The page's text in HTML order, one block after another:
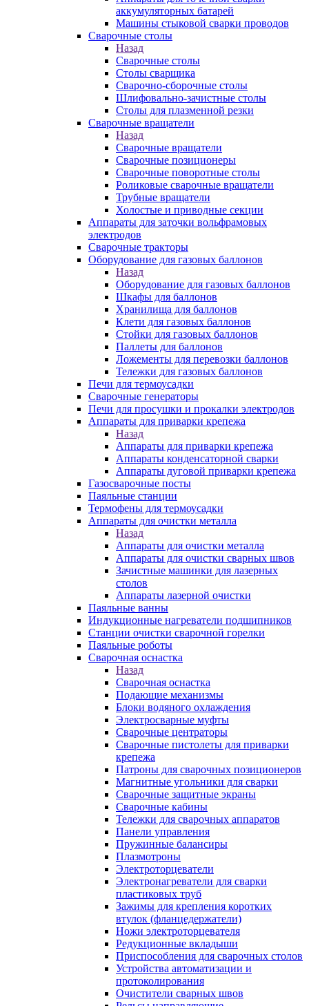
аккумуляторных батарей
Машины стыковой сварки проводов
Сварочные столы
Назад
Сварочные столы
Столы сварщика
Сварочно-сборочные столы
Шлифовально-зачистные столы
Столы для плазменной резки
Сварочные вращатели
Назад
Сварочные вращатели
Сварочные позиционеры
Сварочные поворотные столы
Роликовые сварочные вращатели
Трубные вращатели
Холостые и приводные секции
Аппараты для заточки вольфрамовых
электродов
Сварочные тракторы
Оборудование для газовых баллонов
Назад
Оборудование для газовых баллонов
Шкафы для баллонов
Хранилища для баллонов
Клети для газовых баллонов
Стойки для газовых баллонов
Паллеты для баллонов
Ложементы для перевозки баллонов
Тележки для газовых баллонов
Печи для термоусадки
Сварочные генераторы
Печи для просушки и прокалки электродов
Аппараты для приварки крепежа
Назад
Аппараты для приварки крепежа
Аппараты конденсаторной сварки
Аппараты дуговой приварки крепежа
Газосварочные посты
Паяльные станции
Термофены для термоусадки
Аппараты для очистки металла
Назад
Аппараты для очистки металла
Аппараты для очистки сварных швов
Зачистные машинки для лазерных
столов
Аппараты лазерной очистки
Паяльные ванны
Индукционные нагреватели подшипников
Станции очистки сварочной горелки
Паяльные роботы
Сварочная оснастка
Назад
Сварочная оснастка
Подающие механизмы
Блоки водяного охлаждения
Электросварные муфты
Сварочные центраторы
Сварочные пистолеты для приварки
крепежа
Патроны для сварочных позиционеров
Магнитные угольники для сварки
Сварочные защитные экраны
Сварочные кабины
Тележки для сварочных аппаратов
Панели управления
Пружинные балансиры
Плазмотроны
Электроторцеватели
Электронагреватели для сварки
пластиковых труб
Зажимы для крепления коротких
втулок (фланцедержатели)
Ножи электроторцевателя
Редукционные вкладыши
Приспособления для сварочных столов
Устройства автоматизации и
протоколирования
Очистители сварных швов